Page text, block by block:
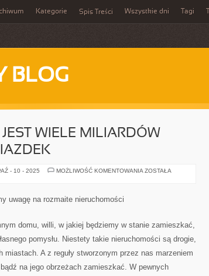
Kategorie Spis Treści Wszystkie dni Tagi
BLOG
WIELE MILIARDÓW
- 10 - 2025 MOŻLIWOŚĆ KOMENTOWANIA NA
ZOSTAŁA
uwagę na rozmaite nieruchomości
domu, willi, w jakiej będziemy w stanie zamieszkać,
pomysłu. Niestety takie nieruchomości są drogie,
miastach. A z reguły stworzonym przez nas marzeniem
na jego obrzeżach zamieszkać. W pewnych